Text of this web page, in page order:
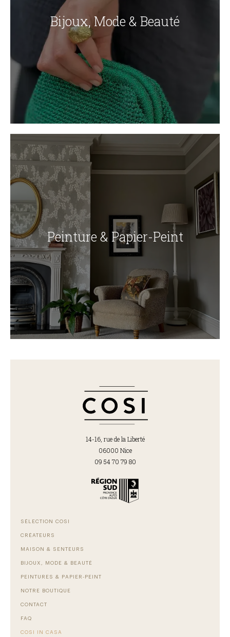
Bijoux, Mode & Beauté
Peinture & Papier-Peint
14-16, rue de la Liberté
06000 Nice
09 54 70 79 80
SÉLECTION COSI
CRÉATEURS
MAISON & SENTEURS
BIJOUX, MODE & BEAUTÉ
PEINTURES & PAPIER-PEINT
NOTRE BOUTIQUE
CONTACT
FAQ
COSI IN CASA